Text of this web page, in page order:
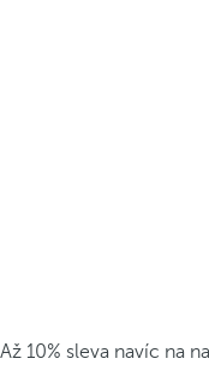
Až 10% sleva navíc na